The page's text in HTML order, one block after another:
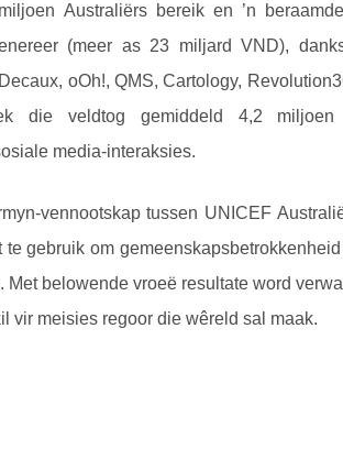
Australiërs bereik en ’n
(meer as 23 miljard VND),
oOh!, QMS, Cartology,
die veldtog gemiddeld 4,2 miljoen
media-interaksies.
vennootskap tussen UNICEF
gebruik om
belowende vroeë resultate word
vir meisies regoor die wêreld sal maak.